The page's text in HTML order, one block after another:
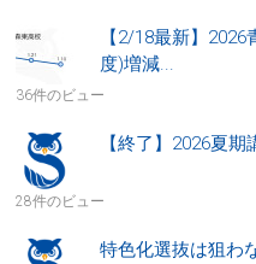
【2/18最新】
度)増減...
36件のビュー
【終了】2026夏期
28件のビュー
特色化選抜は狙わ